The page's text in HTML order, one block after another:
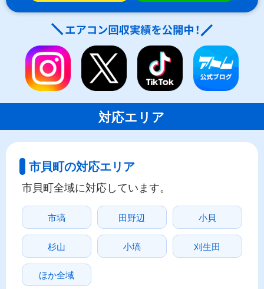
対応エリア
市貝町の対応エリア
市貝町全域に対応しています。
市塙 田野辺 小貝
杉山 小塙 刈生田
ほか全域